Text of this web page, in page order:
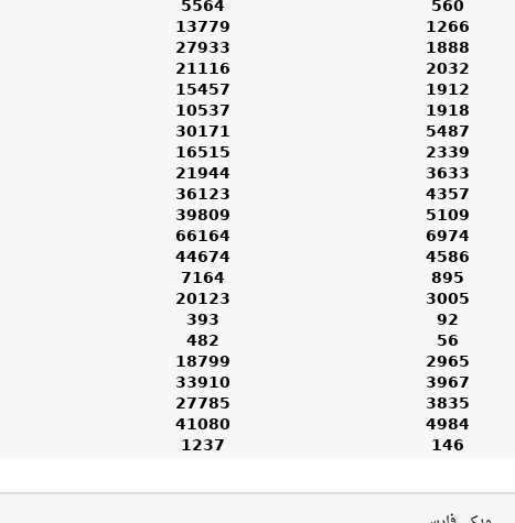
560
5564
1266
13779
1888
27933
2032
21116
1912
15457
1918
10537
5487
30171
2339
16515
3633
21944
4357
36123
5109
39809
6974
66164
4586
44674
895
7164
3005
20123
92
393
56
482
2965
18799
3967
33910
3835
27785
4984
41080
146
1237